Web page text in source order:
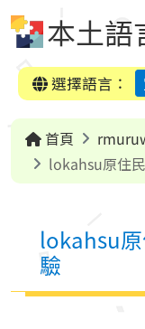
本土語
選擇語言：
首頁
lokahsu原住
lokahsu
驗